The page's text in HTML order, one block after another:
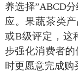
养选择”ABCD
应。果蔬茶类
或B级评定，这
步强化消费者
时更愿意完成购